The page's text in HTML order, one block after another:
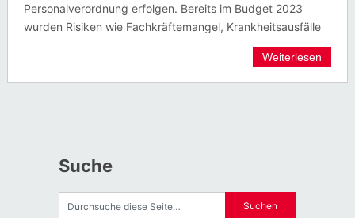
Personalverordnung erfolgen. Bereits im Budget 2023
wurden Risiken wie Fachkräftemangel, Krankheitsausfälle
Weiterlesen
Suche